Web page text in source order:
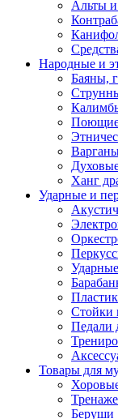
Альты и
Народные и
Баяны,
Ханг
Ударные и
Стойки
Педали
Товары для
Беруши